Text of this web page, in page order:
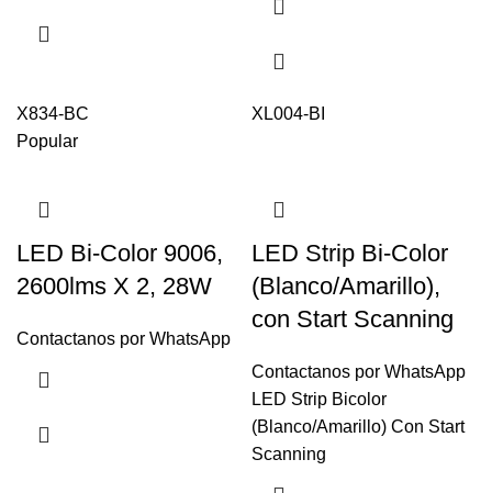
X834-BC
Popular
LED Bi-Color 9006,
2600lms X 2, 28W
Contactanos por WhatsApp
XL004-BI
LED Strip Bi-Color
(Blanco/Amarillo),
con Start Scanning
Contactanos por WhatsApp
LED Strip Bicolor
(Blanco/Amarillo) Con Start
Scanning